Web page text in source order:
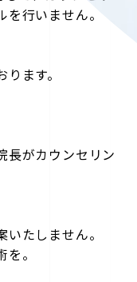
行いません。
ます。
長がカウンセリン
たしません。
。